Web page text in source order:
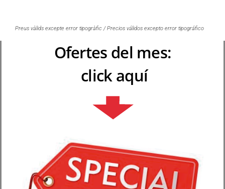
Preus vàlids excepte error tipogràfic / Precios válidos excepto error tipográfico
Ofertes del mes:
click aquí